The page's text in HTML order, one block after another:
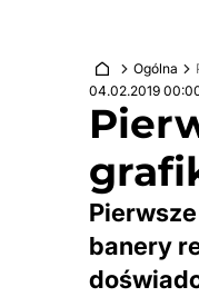
Ogólna
04.02.2019
banery